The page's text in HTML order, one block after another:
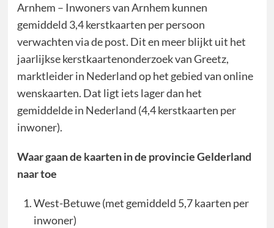
Arnhem – Inwoners van Arnhem kunnen
gemiddeld 3,4 kerstkaarten per persoon
verwachten via de post. Dit en meer blijkt uit het
jaarlijkse kerstkaartenonderzoek van Greetz,
marktleider in Nederland op het gebied van online
wenskaarten. Dat ligt iets lager dan het
gemiddelde in Nederland (4,4 kerstkaarten per
inwoner).
Waar gaan de kaarten in de provincie Gelderland
naar toe
West-Betuwe (met gemiddeld 5,7 kaarten per
inwoner)